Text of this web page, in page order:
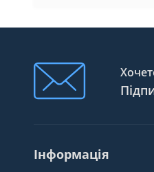
Інформація